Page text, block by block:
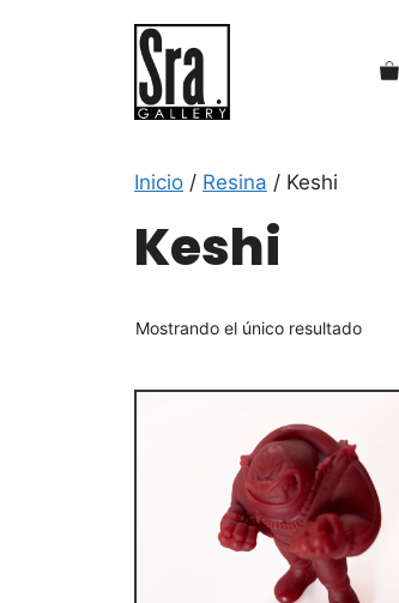
Inicio / Resina / Keshi
Keshi
Mostrando el único resultado